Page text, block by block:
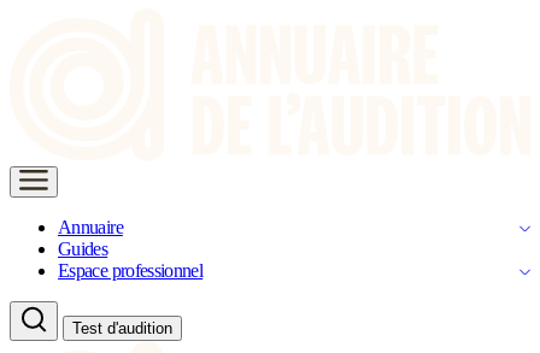
Annuaire
Guides
Espace professionnel
Test d'audition